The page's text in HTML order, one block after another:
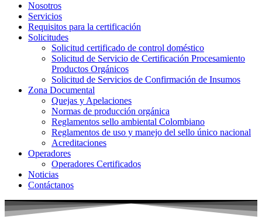
Nosotros
Servicios
Requisitos para la certificación
Solicitudes
Solicitud certificado de control doméstico
Solicitud de Servicio de Certificación Procesamiento
Productos Orgánicos
Solicitud de Servicios de Confirmación de Insumos
Zona Documental
Quejas y Apelaciones
Normas de producción orgánica
Reglamentos sello ambiental Colombiano
Reglamentos de uso y manejo del sello único nacional
Acreditaciones
Operadores
Operadores Certificados
Noticias
Contáctanos